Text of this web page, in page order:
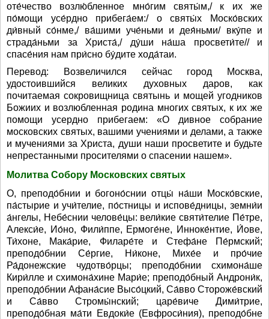
оте́чество возлю́бленное мно́гим святы́м,/ к их же
по́мощи усе́рдно прибега́ем:/ о святы́х Моско́вских
ди́вный со́нме,/ ва́шими уче́ньми и дея́ньми/ вку́пе и
страда́ньми за Христа́,/ ду́ши на́ша просвети́те// и
спасе́ния нам при́сно бу́дите хода́таи.
Перевод: Возвеличился сейчас город Москва,
удостоившийся великих духовных даров, как
почитаемая сокровищница святынь и мощей угодников
Божиих и возлюбленная родина многих святых, к их же
помощи усердно прибегаем: «О дивное собрание
московских святых, вашими учениями и делами, а также
и мучениями за Христа, души наши просветите и будьте
непрестанными просителями о спасении нашем».
Молитва Собору Московских святых
О, преподо́бнии и богоно́снии отцы́ на́ши Моско́вские,
па́стырие и учи́телие, по́стницы и испове́дницы, земни́и
а́нгелы, Небе́снии челове́цы: вели́кие святи́телие Пе́тре,
Алекси́е, Ио́но, Фили́ппе, Ермоге́не, Инноке́нтие, И́ове,
Ти́хоне, Мака́рие, Филаре́те и Стефа́не Пе́рмский;
преподо́бнии Се́ргие, Ни́коне, Михе́е и про́чие
Ра́донежские чудотво́рцы; преподо́бнии схимона́ше
Кири́лле и схимона́хине Мари́е; преподо́бный Андрони́к,
преподо́бнии Афана́сие Высо́цкий, Са́вво Стороже́вский
и Са́вво Стромы́нский; царе́виче Дими́трие,
преподо́бная ма́ти Евдоки́е (Евфроси́ния), преподо́бне